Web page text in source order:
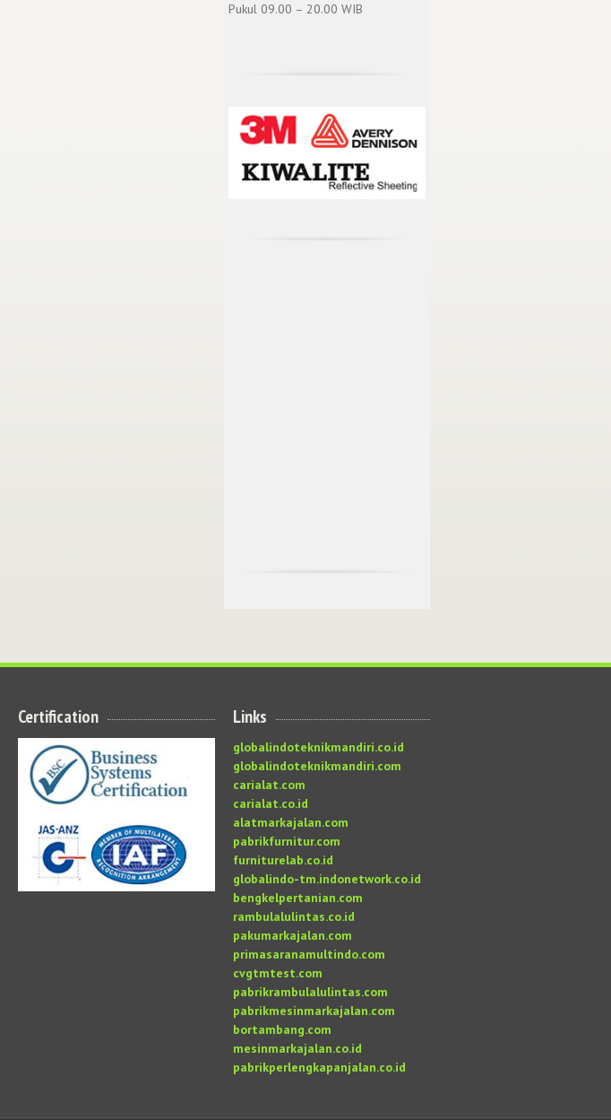
Pukul 09.00 – 20.00 WIB
Certification Links
globalindoteknikmandiri.co.id
globalindoteknikmandiri.com
carialat.com
carialat.co.id
alatmarkajalan.com
pabrikfurnitur.com
furniturelab.co.id
globalindo-tm.indonetwork.co.id
bengkelpertanian.com
rambulalulintas.co.id
pakumarkajalan.com
primasaranamultindo.com
cvgtmtest.com
pabrikrambulalulintas.com
pabrikmesinmarkajalan.com
bortambang.com
mesinmarkajalan.co.id
pabrikperlengkapanjalan.co.id